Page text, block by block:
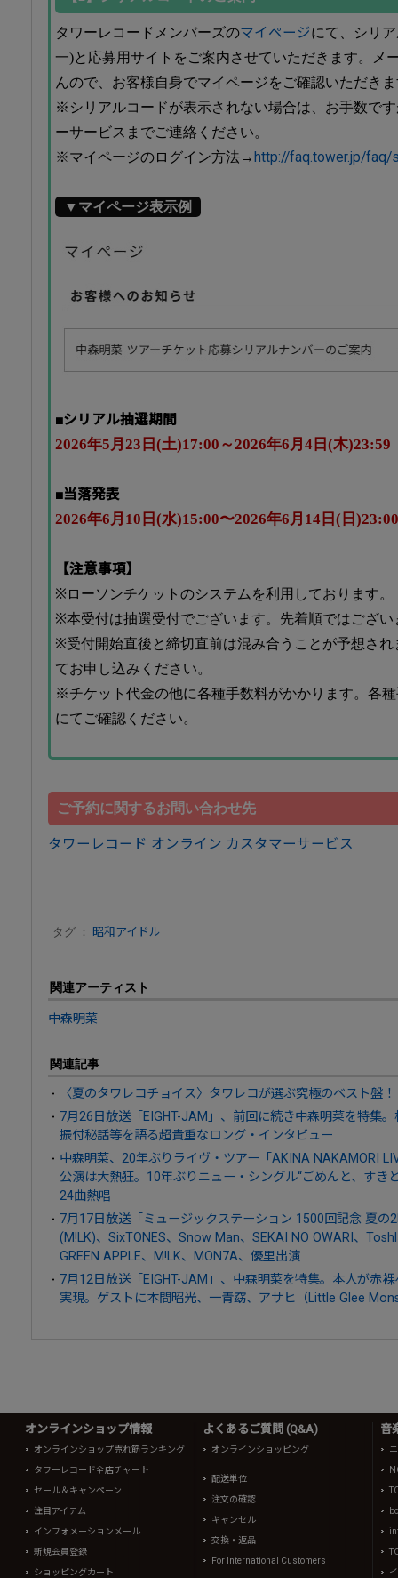
タワーレコードメンバーズのマイページにて、シリ
一)と応募用サイトをご案内させていただきます。メ
んので、お客様自身でマイページをご確認いただき
※シリアルコードが表示されない場合は、お手数で
ーサービスまでご連絡ください。
※マイページのログイン方法→ http://faq.tower.jp/faq/
▼マイページ表示例
■シリアル抽選期間
2026年5月23日(土)17:00～2026年6月4日(木)23:59
■当落発表
2026年6月10日(水)15:00〜2026年6月14日(日)23:00
【注意事項】
※ローソンチケットのシステムを利用しております。
※本受付は抽選受付でございます。先着順ではござい
※受付開始直後と締切直前は混み合うことが予想さ
てお申し込みください。
※チケット代金の他に各種手数料がかかります。各
にてご確認ください。
ご予約に関するお問い合わせ先
タワーレコード オンライン カスタマーサービス
タグ ： 昭和アイドル
関連アーティスト
中森明菜
関連記事
〈夏のタワレコチョイス〉タワレコが選ぶ究極のベスト盤！
7月26日放送「EIGHT-JAM」、前回に続き中森明菜を特集
振付秘話等を語る超貴重なロング・インタビュー
中森明菜、20年ぶりライヴ・ツアー「AKINA NAKAMORI
公演は大熱狂。10年ぶりニュー・シングル“ごめんと、すき
24曲熱唱
7月17日放送「ミュージックステーション 1500回記念 夏の
(M!LK)、SixTONES、Snow Man、SEKAI NO OWARI、
GREEN APPLE、M!LK、MON7A、優里出演
7月12日放送「EIGHT-JAM」、中森明菜を特集。本人が赤
実現。ゲストに本間昭光、一青窈、アサヒ（Little Glee
オンラインショップ情報
オンラインショップ売れ筋ランキング
タワーレコード全店チャート
セール＆キャンペーン
注目アイテム
インフォメーションメール
新規会員登録
ショッピングカート
よくあるご質問 (Q&A)
オンラインショッピング
配送単位
注文の確認
キャンセル
交換・返品
For International Customers
音